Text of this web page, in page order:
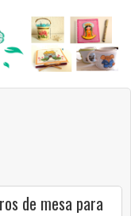
de mesa para